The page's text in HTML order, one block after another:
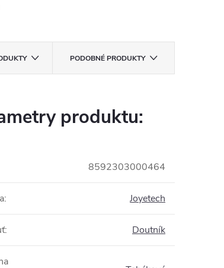
PODOBNÉ PRODUKTY
produktu:
8592303000464
: Joyetech
: Doutník